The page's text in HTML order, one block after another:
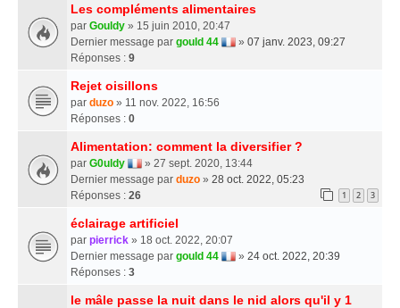
Les compléments alimentaires
par Gouldy » 15 juin 2010, 20:47
Dernier message par gould 44 » 07 janv. 2023, 09:27
Réponses : 9
Rejet oisillons
par duzo » 11 nov. 2022, 16:56
Réponses : 0
Alimentation: comment la diversifier ?
par G0uldy
» 27 sept. 2020, 13:44
Dernier message par duzo » 28 oct. 2022, 05:23
Réponses : 26 1 2 3
éclairage artificiel
par pierrick » 18 oct. 2022, 20:07
Dernier message par gould 44 » 24 oct. 2022, 20:39
Réponses : 3
le mâle passe la nuit dans le nid alors qu'il y 1